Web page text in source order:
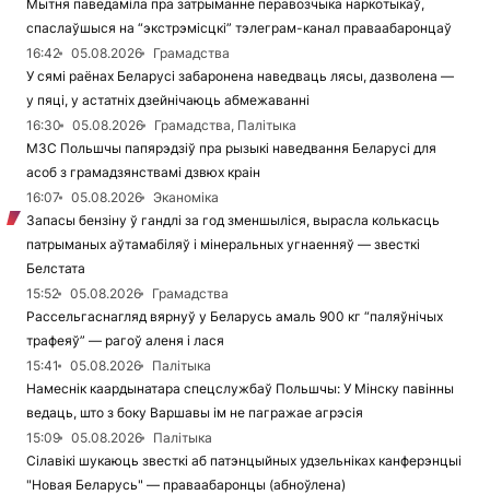
Мытня паведаміла пра затрыманне перавозчыка наркотыкаў,
спаслаўшыся на “экстрэмісцкі” тэлеграм-канал праваабаронцаў
16:42
05.08.2026
Грамадства
У сямі раёнах Беларусі забаронена наведваць лясы, дазволена —
у пяці, у астатніх дзейнічаюць абмежаванні
16:30
05.08.2026
Грамадства, Палітыка
МЗС Польшчы папярэдзіў пра рызыкі наведвання Беларусі для
асоб з грамадзянствамі дзвюх краін
16:07
05.08.2026
Эканоміка
Запасы бензіну ў гандлі за год зменшыліся, вырасла колькасць
патрыманых аўтамабіляў і мінеральных угнаенняў — звесткі
Белстата
15:52
05.08.2026
Грамадства
Рассельгаснагляд вярнуў у Беларусь амаль 900 кг “паляўнічых
трафеяў” — рагоў аленя і лася
15:41
05.08.2026
Палітыка
Намеснік каардынатара спецслужбаў Польшчы: У Мінску павінны
ведаць, што з боку Варшавы ім не пагражае агрэсія
15:09
05.08.2026
Палітыка
Сілавікі шукаюць звесткі аб патэнцыйных удзельніках канферэнцыі
"Новая Беларусь" — праваабаронцы (абноўлена)